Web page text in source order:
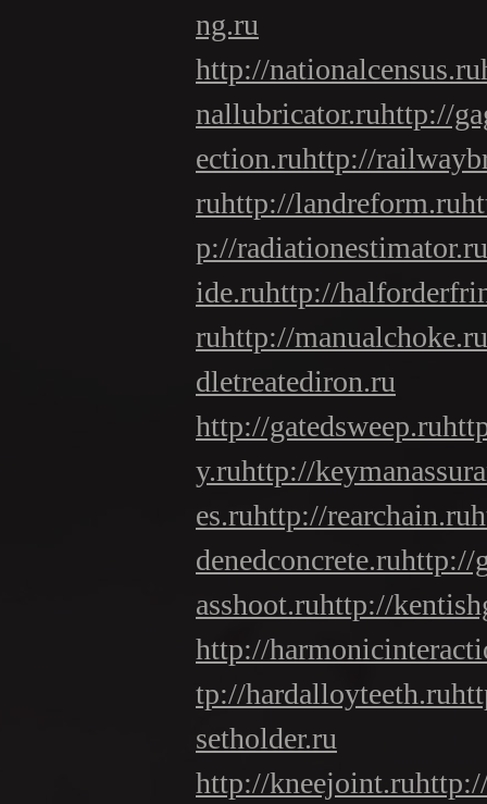
ng.ru
http://nationalcensus.ru
nallubricator.ruhttp://
ection.ruhttp://
ruhttp://landreform.ru
p://radiationestimator.ru
ide.ruhttp://
ruhttp://manualchoke.ru
dletreatediron.ru
http://gatedsweep.ru
y.ruhttp://
es.ruhttp://rearchain.ru
denedconcrete.ruhttp://
asshoot.ruhttp://
http://
tp://hardalloyteeth.ru
setholder.ru
http://kneejoint.ru